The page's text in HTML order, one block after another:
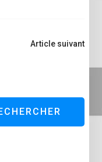
Article suivant